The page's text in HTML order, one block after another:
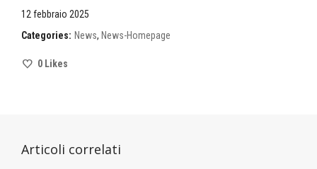
12 febbraio 2025
Categories: News, News-Homepage
0 Likes
Articoli correlati